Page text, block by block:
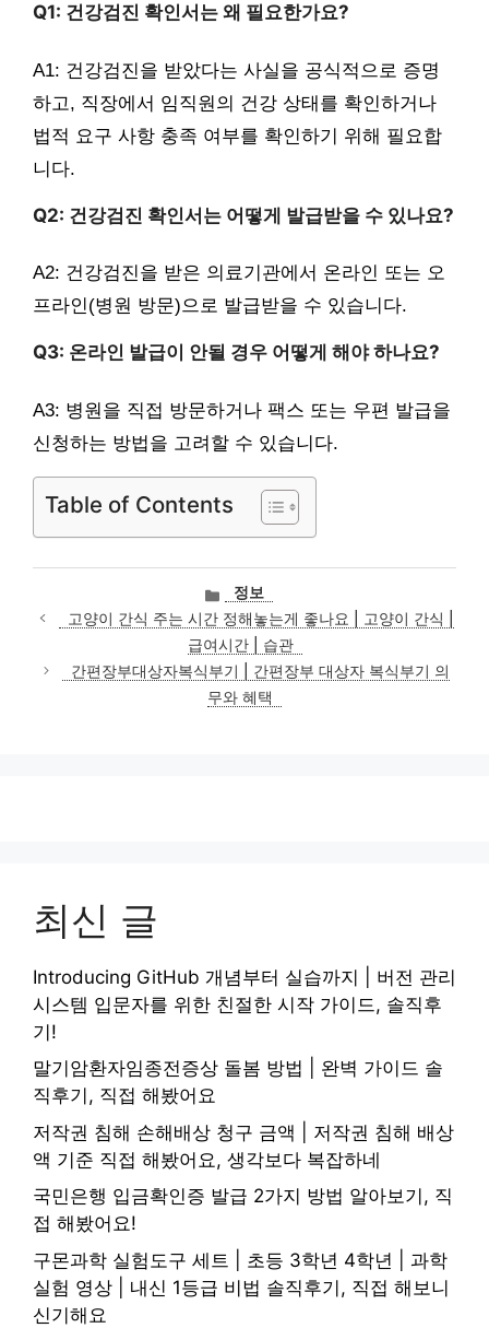
Q1: 건강검진 확인서는 왜 필요한가요?
A1: 건강검진을 받았다는 사실을 공식적으로 증명
하고, 직장에서 임직원의 건강 상태를 확인하거나
법적 요구 사항 충족 여부를 확인하기 위해 필요합
니다.
Q2: 건강검진 확인서는 어떻게 발급받을 수 있나요?
A2: 건강검진을 받은 의료기관에서 온라인 또는 오
프라인(병원 방문)으로 발급받을 수 있습니다.
Q3: 온라인 발급이 안될 경우 어떻게 해야 하나요?
A3: 병원을 직접 방문하거나 팩스 또는 우편 발급을
신청하는 방법을 고려할 수 있습니다.
Table of Contents
카
테
고
리
정보
고양이 간식 주는 시간 정해놓는게 좋나요 | 고양이 간식 |
급여시간 | 습관
간편장부대상자복식부기 | 간편장부 대상자 복식부기 의
무와 혜택
최신 글
Introducing GitHub 개념부터 실습까지 | 버전 관리
시스템 입문자를 위한 친절한 시작 가이드, 솔직후
기!
말기암환자임종전증상 돌봄 방법 | 완벽 가이드 솔
직후기, 직접 해봤어요
저작권 침해 손해배상 청구 금액 | 저작권 침해 배상
액 기준 직접 해봤어요, 생각보다 복잡하네
국민은행 입금확인증 발급 2가지 방법 알아보기, 직
접 해봤어요!
구몬과학 실험도구 세트 | 초등 3학년 4학년 | 과학
실험 영상 | 내신 1등급 비법 솔직후기, 직접 해보니
신기해요